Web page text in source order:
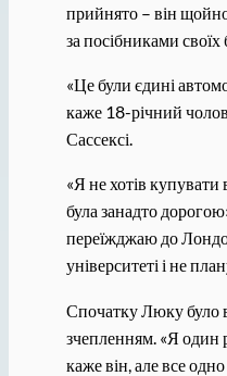
прийнято – він
за посібниками своїх
«Це були єдині
каже 18-річний
Сассексі.
«Я не хотів
була занадто
переїжджаю до
університеті і не
Спочатку Люку було
зчепленням. «Я один
каже він, але все